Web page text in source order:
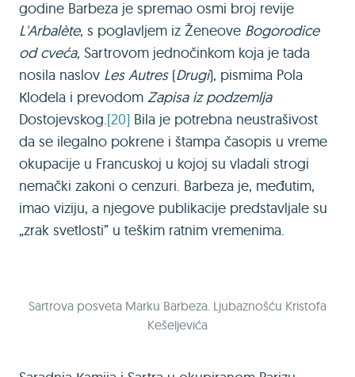
godine Barbeza je spremao osmi broj revije
L'Arbalète, s poglavljem iz Ženeove Bogorodice
od cveća, Sartrovom jednočinkom koja je tada
nosila naslov Les Autres(Drugi), pismima Pola
Кlodela i prevodom Zapisa iz podzemlja
Dostojevskog.[20] Bila je potrebna neustrašivost
da se ilegalno pokrene i štampa časopis u vreme
okupacije u Francuskoj u kojoj su vladali strogi
nemački zakoni o cenzuri. Barbeza je, međutim,
imao viziju, a njegove publikacije predstavljale su
„zrak svetlosti” u teškim ratnim vremenima.
Sartrova posveta Marku Barbeza. Ljubaznošću Kristofa
Kešeljevića